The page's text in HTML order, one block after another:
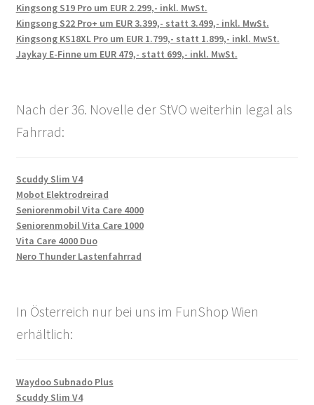
Kingsong S19 Pro um EUR 2.299,- inkl. MwSt.
Kingsong S22 Pro+ um EUR 3.399,- statt 3.499,- inkl. MwSt.
Kingsong KS18XL Pro um EUR 1.799,- statt 1.899,- inkl. MwSt.
Jaykay E-Finne um EUR 479,- statt 699,- inkl. MwSt.
Nach der 36. Novelle der StVO weiterhin legal als
Fahrrad:
Scuddy Slim V4
Mobot Elektrodreirad
Seniorenmobil Vita Care 4000
Seniorenmobil Vita Care 1000
Vita Care 4000 Duo
Nero Thunder Lastenfahrrad
In Österreich nur bei uns im FunShop Wien
erhältlich:
Waydoo Subnado Plus
Scuddy Slim V4